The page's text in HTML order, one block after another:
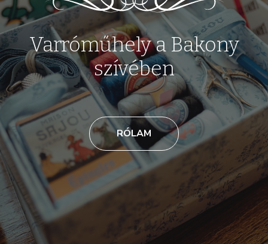
Varróműhely a Bakony
szívében
RÓLAM